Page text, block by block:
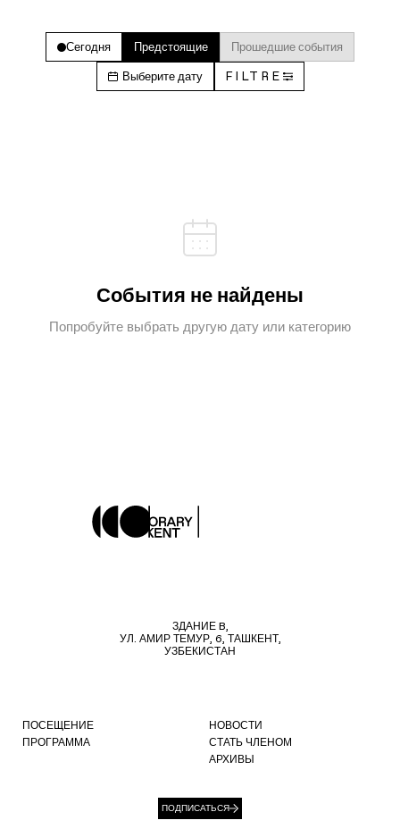
Сегодня Предстоящие Прошедшие события
Выберите дату FILTRE
События не найдены
Попробуйте выбрать другую дату или категорию
ЗДАНИЕ B,
УЛ. АМИР ТЕМУР, 6, ТАШКЕНТ,
УЗБЕКИСТАН
ПОСЕЩЕНИЕ
ПРОГРАММА
НОВОСТИ
СТАТЬ ЧЛЕНОМ
АРХИВЫ
ПОДПИСАТЬСЯ